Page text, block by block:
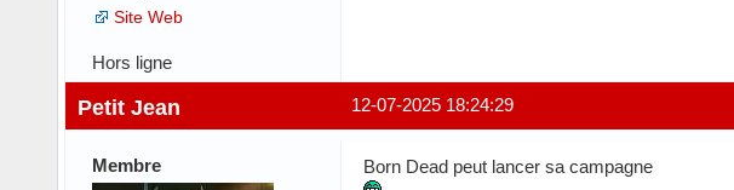
Site Web
Hors ligne
12-07-2025 18:24:29
Petit Jean
Membre Born Dead peut lancer sa campagne